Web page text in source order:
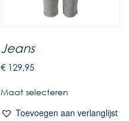
Jeans
€ 129,95
Maat selecteren
Toevoegen aan verlanglijst